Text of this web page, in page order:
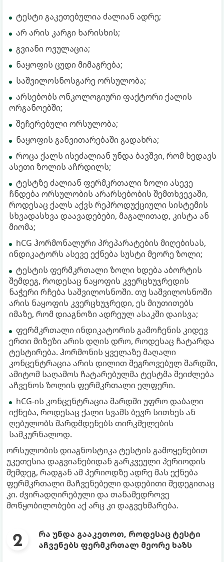
ტესტი გაკეთებულია ძალიან ადრე;
არ არის კარგი ხარისხის;
გვიანი ოვულაცია;
ნაყოფის ცუდი მიმაგრება;
საშვილოსნოსგარე ორსულობა;
არსებობს ონკოლოგიური ფაქტორი ქალის
ორგანოებში;
შეჩერებული ორსულობა;
ნაყოფის განვითარებაში გადახრა;
როცა ქალს ისეძალიან უნდა ბავშვი, რომ ხედავს
ასეთი ზოლის აჩრდილს;
ტესტზე ძალიან ფერმკრთალი ზოლი ასევე
ჩნდება ორსულობის არარსებობის შემთხვევაში,
როდესაც ქალს აქვს რეპროდუქციული სისტემის
სხვადასხვა დაავადებები, მაგალითად, კისტა ან
მიომა;
hCG ჰორმონალური პრეპარატების მიღებისას,
ინდიკატორს ასევე ექნება სუსტი მეორე ზოლი;
ტესტის ფერმკრთალი ზოლი ხდება აბორტის
შემდეგ, როდესაც ნაყოფის კვერცხუჯრედის
ნაჭერი რჩება საშვილოსნოში. თუ საშვილოსნოში
არის ნაყოფის კვერცხუჯრედი, ეს მიუთითებს
იმაზე, რომ დიაგნოზი ადრეულ ასაკში დაისვა;
ფერმკრთალი ინდიკატორის გამოჩენის კიდევ
ერთი მიზეზი არის დღის დრო, როდესაც ჩატარდა
ტესტირება. ჰორმონის ყველაზე მაღალი
კონცენტრაცია არის დილით შეგროვებულ შარდში,
ამიტომ საღამოს ჩატარებულმა ტესტმა შეიძლება
აჩვენოს ზოლის ფერმკრთალი ელფერი.
hCG-ის კონცენტრაცია შარდში უფრო დაბალი
იქნება, როდესაც ქალი სვამს ბევრ სითხეს ან
ღებულობს შარდმდენებს თირკმელების
სამკურნალოდ.
ორსულობის დიაგნოსტიკა ტესტის გამოყენებით
უკეთესია დაგვიანებიდან გარკვეული პერიოდის
შემდეგ, რადგან ამ პერიოდზე ადრე მას ექნება
ფერმკრთალი მაჩვენებელი დადებითი შედეგითაც
კი. ძვირადღირებული და თანამედროვე
მოწყობილობები აქ არც კი დაგვეხმარება.
რა უნდა გააკეთოთ, როდესაც ტესტი
აჩვენებს ფერმკრთალ მეორე ხაზს